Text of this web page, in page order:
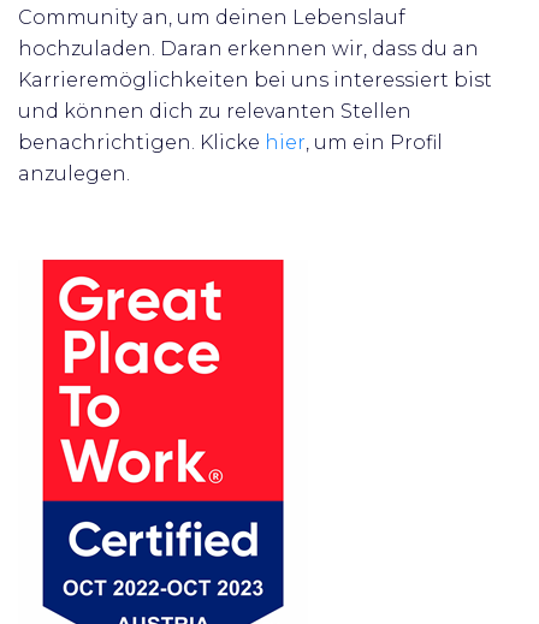
Community an, um deinen Lebenslauf
hochzuladen. Daran erkennen wir, dass du an
Karrieremöglichkeiten bei uns interessiert bist
und können dich zu relevanten Stellen
benachrichtigen. Klicke hier, um ein Profil
anzulegen.